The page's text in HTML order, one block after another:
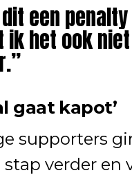
een
ik het ook niet
gaat kapot’
supporters
stap verder en